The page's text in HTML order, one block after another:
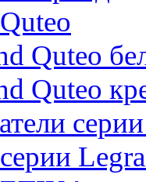
Quteo
Quteo